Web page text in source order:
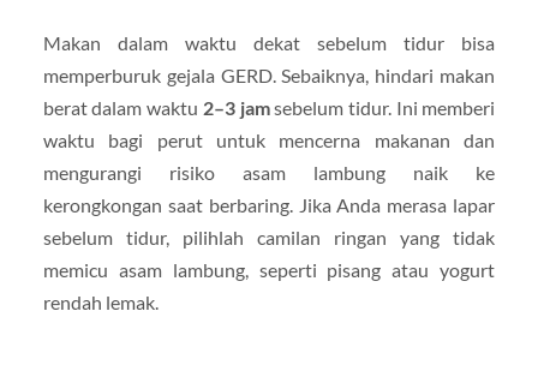
Makan dalam waktu dekat sebelum tidur bisa
memperburuk gejala GERD. Sebaiknya, hindari makan
berat dalam waktu 2–3 jamsebelum tidur. Ini memberi
waktu bagi perut untuk mencerna makanan dan
mengurangi risiko asam lambung naik ke
kerongkongan saat berbaring. Jika Anda merasa lapar
sebelum tidur, pilihlah camilan ringan yang tidak
memicu asam lambung, seperti pisang atau yogurt
rendah lemak.